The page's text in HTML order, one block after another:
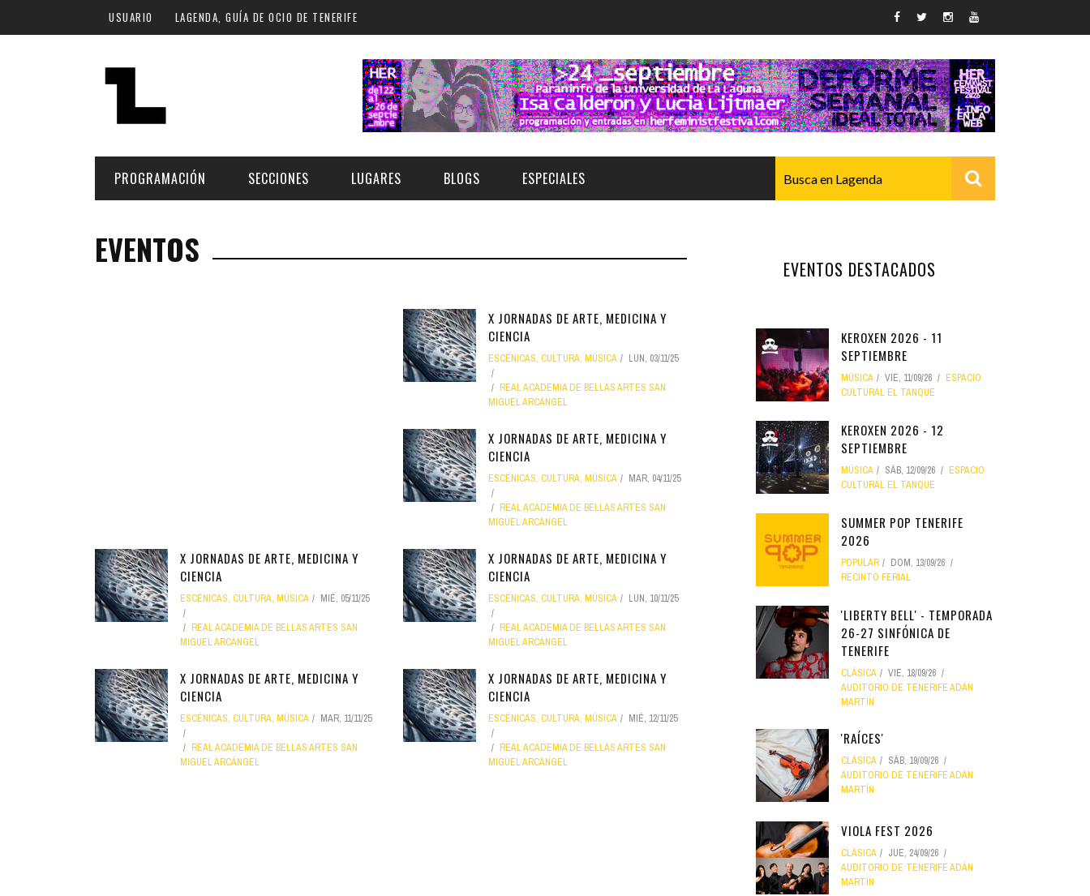
Pasar al contenido principal
USUARIO LAGENDA, GUÍA DE OCIO DE TENERIFE
PROGRAMACIÓN
FECHA LUGAR
Santa Cruz | La Laguna
CATEGORIA
Música
Escénicas
AVANZADO
SECCIONES LUGARES
ESPACIOS CULTURALES
LOCALES CON ACTUACIONES
BLOGS ESPECIALES
TENERIFE PHE FESTIVAL 2026
XXVII VERANO DE CUENTO
EVENTOS
X JORNADAS DE ARTE, MEDICINA Y
CIENCIA
ESCÉNICAS, CULTURA, MÚSICA LUN, 03/11/25
REAL ACADEMIA DE BELLAS ARTES SAN
MIGUEL ARCÁNGEL
X JORNADAS DE ARTE, MEDICINA Y
CIENCIA
ESCÉNICAS, CULTURA, MÚSICA MAR, 04/11/25
REAL ACADEMIA DE BELLAS ARTES SAN
MIGUEL ARCÁNGEL
X JORNADAS DE ARTE, MEDICINA Y
CIENCIA
ESCÉNICAS, CULTURA, MÚSICA MIÉ, 05/11/25
REAL ACADEMIA DE BELLAS ARTES SAN
MIGUEL ARCÁNGEL
X JORNADAS DE ARTE, MEDICINA Y
CIENCIA
ESCÉNICAS, CULTURA, MÚSICA LUN, 10/11/25
REAL ACADEMIA DE BELLAS ARTES SAN
MIGUEL ARCÁNGEL
X JORNADAS DE ARTE, MEDICINA Y
CIENCIA
ESCÉNICAS, CULTURA, MÚSICA MAR, 11/11/25
REAL ACADEMIA DE BELLAS ARTES SAN
MIGUEL ARCÁNGEL
X JORNADAS DE ARTE, MEDICINA Y
CIENCIA
ESCÉNICAS, CULTURA, MÚSICA MIÉ, 12/11/25
REAL ACADEMIA DE BELLAS ARTES SAN
MIGUEL ARCÁNGEL
EVENTOS DESTACADOS
KEROXEN 2026 - 11
SEPTIEMBRE
MÚSICA VIE, 11/09/26
ESPACIO
CULTURAL EL TANQUE
KEROXEN 2026 - 12
SEPTIEMBRE
MÚSICA SÁB, 12/09/26
ESPACIO
CULTURAL EL TANQUE
SUMMER POP TENERIFE
2026
POPULAR
DOM, 13/09/26
RECINTO FERIAL
'LIBERTY BELL' - TEMPORADA
26-27 SINFÓNICA DE
TENERIFE
CLÁSICA
VIE, 18/09/26
AUDITORIO DE TENERIFE ADÁN
MARTÍN
'RAÍCES'
CLÁSICA
SÁB, 19/09/26
AUDITORIO DE TENERIFE ADÁN
MARTÍN
VIOLA FEST 2026
CLÁSICA
JUE, 24/09/26
AUDITORIO DE TENERIFE ADÁN
MARTÍN